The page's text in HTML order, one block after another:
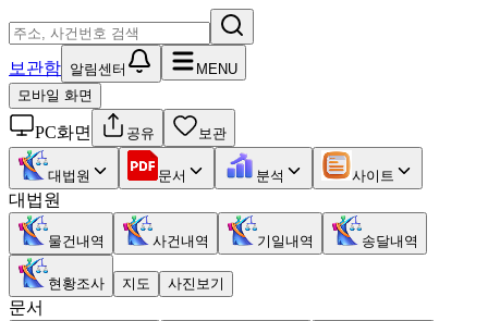
보관함 알림센터
MENU
모바일 화면
PC화면 공유 보관
대법원 문서 분석 사이트
대법원
물건내역 사건내역 기일내역 송달내역
현황조사 지도 사진보기
문서